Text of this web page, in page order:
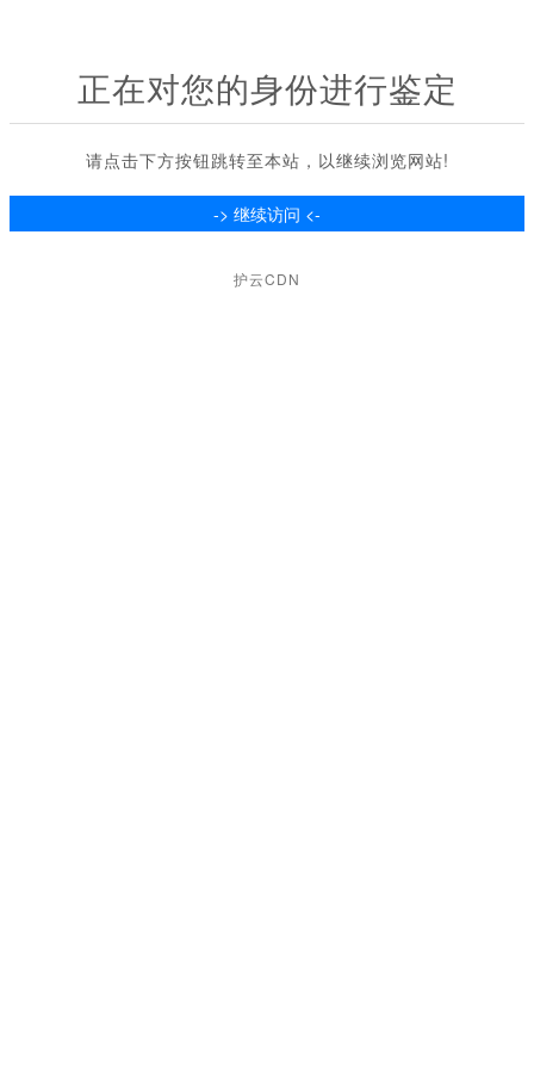
正在对您的身份进行鉴定
请点击下方按钮跳转至本站，以继续浏览网站!
护云CDN